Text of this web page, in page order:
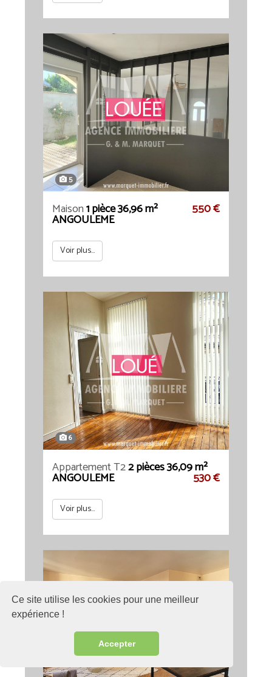
Ce site utilise les cookies pour une meilleur
expérience !
Accepter
5
Maison1 pièce 36,96 m² 550 €
ANGOULEME
Voir plus...
6
Appartement T22 pièces 36,09 m²
530 €
ANGOULEME
Voir plus...